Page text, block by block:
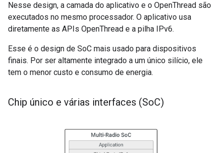
Nesse design, a camada do aplicativo e o OpenThread são
executados no mesmo processador. O aplicativo usa
diretamente as APIs OpenThread e a pilha IPv6.
Esse é o design de SoC mais usado para dispositivos
finais. Por ser altamente integrado a um único silício, ele
tem o menor custo e consumo de energia.
Chip único e várias interfaces (SoC)